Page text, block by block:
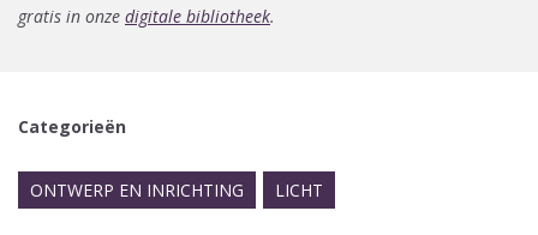
gratis in onze digitale bibliotheek.
Categorieën
ONTWERP EN INRICHTING LICHT